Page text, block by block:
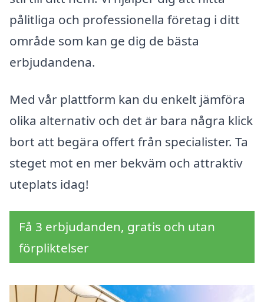
pålitliga och professionella företag i ditt
område som kan ge dig de bästa
erbjudandena.
Med vår plattform kan du enkelt jämföra
olika alternativ och det är bara några klick
bort att begära offert från specialister. Ta
steget mot en mer bekväm och attraktiv
uteplats idag!
Få 3 erbjudanden, gratis och utan
förpliktelser